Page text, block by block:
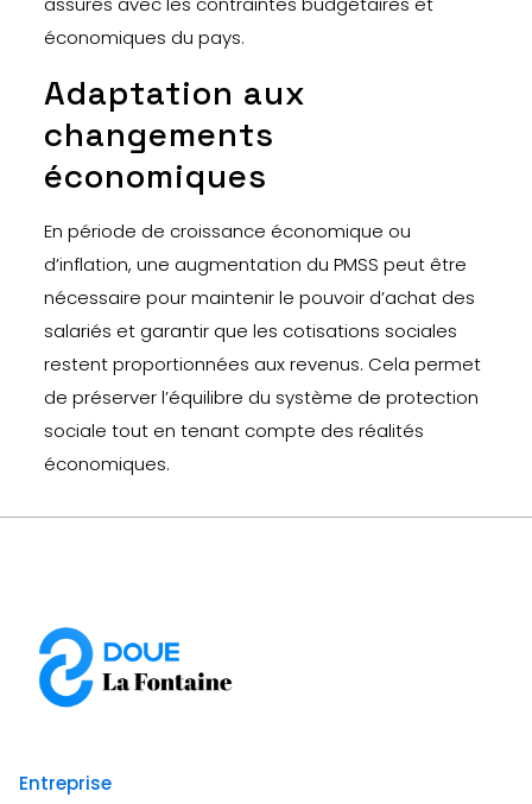
économiques du pays.
Adaptation aux
changements
économiques
En période de croissance économique ou
d’inflation, une augmentation du PMSS peut être
nécessaire pour maintenir le pouvoir d’achat des
salariés et garantir que les cotisations sociales
restent proportionnées aux revenus. Cela permet
de préserver l’équilibre du système de protection
sociale tout en tenant compte des réalités
économiques.
Entreprise